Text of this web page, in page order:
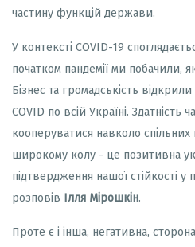
частину функцій держави.
У контексті COVID-19
початком пандемії ми побачили,
Бізнес та громадськість
COVID по всій Україні. Здатність
кооперуватися навколо спільних
широкому колу - це позитивна
підтвердження нашої стійкості у
розповів Ілля Мірошкін.
Проте є і інша, негативна,